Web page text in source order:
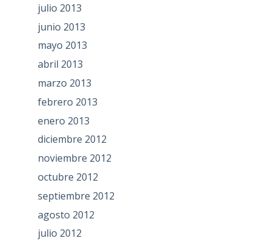
julio 2013
junio 2013
mayo 2013
abril 2013
marzo 2013
febrero 2013
enero 2013
diciembre 2012
noviembre 2012
octubre 2012
septiembre 2012
agosto 2012
julio 2012